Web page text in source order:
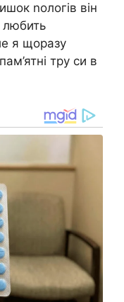
nологів він
любить
я щоразу
тру си в